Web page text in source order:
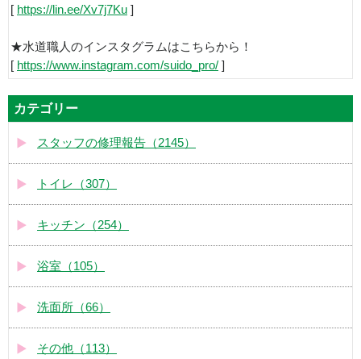
[ https://lin.ee/Xv7j7Ku ]
★水道職人のインスタグラムはこちらから！
[ https://www.instagram.com/suido_pro/ ]
カテゴリー
スタッフの修理報告（2145）
トイレ（307）
キッチン（254）
浴室（105）
洗面所（66）
その他（113）